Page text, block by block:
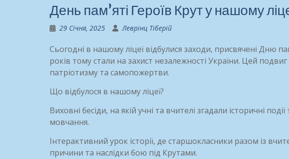
День пам’яті Героїв Крут у нашому
29 Січня, 2025 Леврінц Тіберій
Сьогодні в нашому ліцеї відбулися заходи, присвячені Дню
років тому стали на захист незалежності України. Цей
патріотизму та самопожертви.
Що відбулося в нашому ліцеї?
Виховні бесіди, на якій учні та вчителі згадали історичні
мовчання.
Інтерактивний урок історії, де старшокласники разом із
причини та наслідки бою під Крутами.